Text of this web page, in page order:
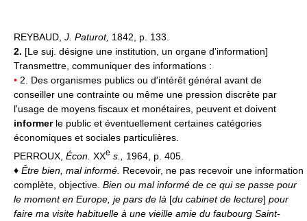
REYBAUD, J. Paturot, 1842, p. 133.
2. [Le suj. désigne une institution, un organe d'information]
Transmettre, communiquer des informations :
• 2. Des organismes publics ou d'intérêt général avant de
conseiller une contrainte ou même une pression discrète par
l'usage de moyens fiscaux et monétaires, peuvent et doivent
informer le public et éventuellement certaines catégories
économiques et sociales particulières.
PERROUX, Écon. XXe s.
1964, p. 405.
♦ Être bien, mal informé. Recevoir, ne pas recevoir une information
complète, objective. Bien ou mal informé de ce qui se passe pour
le moment en Europe, je pars de là [du cabinet de lecture] pour
faire ma visite habituelle à une vieille amie du faubourg Saint-